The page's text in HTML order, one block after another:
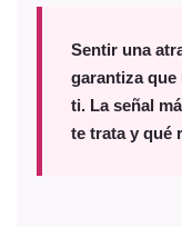
Sentir una
garantiza que
ti. La señal
te trata y qué